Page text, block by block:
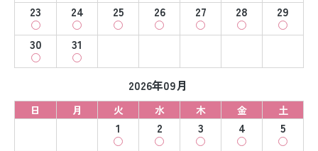
23
24 25 26 27 28
29
30
31
2026年09月
日 月 火 水 木 金 土
1 2 3 4
5